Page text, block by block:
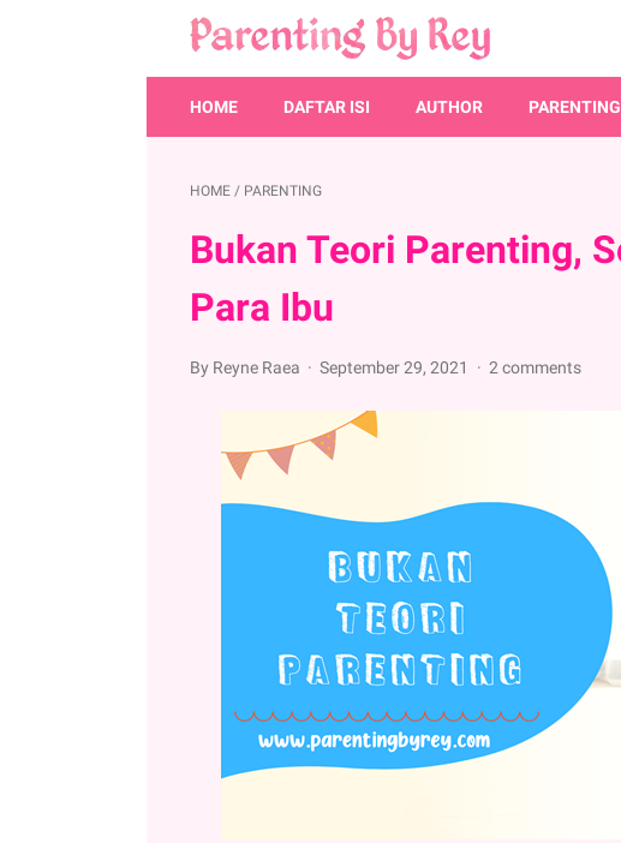
HOME DAFTAR ISI AUTHOR PARENTING
HOME / PARENTING
Bukan Teori Parenting,
Para Ibu
By Reyne Raea September 29, 2021 2 comments